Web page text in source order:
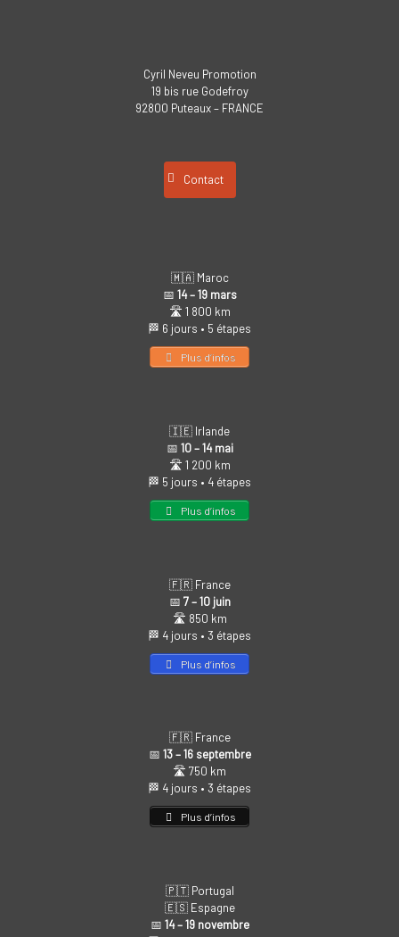
Cyril Neveu Promotion
19 bis rue Godefroy
92800 Puteaux – FRANCE
Contact
🇲🇦 Maroc
📅 14 – 19 mars
🛣️ 1 800 km
🏁 6 jours • 5 étapes
Plus d’infos
🇮🇪 Irlande
📅 10 – 14 mai
🛣️ 1 200 km
🏁 5 jours • 4 étapes
Plus d’infos
🇫🇷 France
📅 7 – 10 juin
🛣️ 850 km
🏁 4 jours • 3 étapes
Plus d’infos
🇫🇷 France
📅 13 – 16 septembre
🛣️ 750 km
🏁 4 jours • 3 étapes
Plus d’infos
🇵🇹 Portugal
🇪🇸 Espagne
📅 14 – 19 novembre